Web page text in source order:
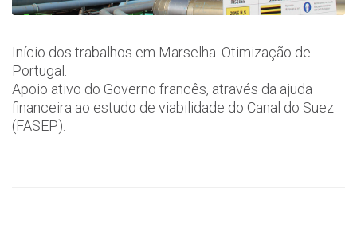
Início dos trabalhos em Marselha. Otimização de
Portugal.
Apoio ativo do Governo francês, através da ajuda
financeira ao estudo de viabilidade do Canal do Suez
(FASEP).